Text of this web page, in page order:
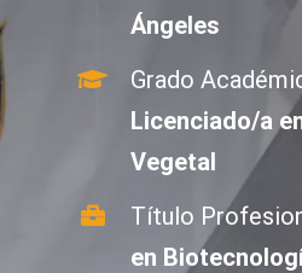
Ángeles
Grado
Licenciado/a
Vegetal
Título
en